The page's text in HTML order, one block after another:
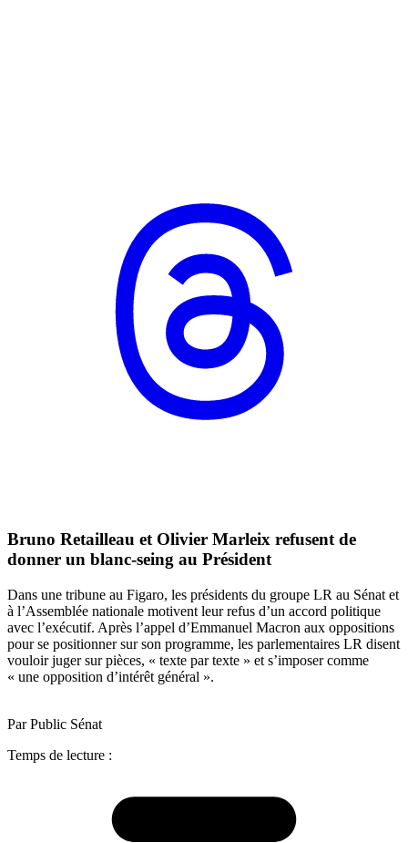
Bruno Retailleau et Olivier Marleix refusent de
donner un blanc-seing au Président
Dans une tribune au Figaro, les présidents du groupe LR au Sénat et
à l’Assemblée nationale motivent leur refus d’un accord politique
avec l’exécutif. Après l’appel d’Emmanuel Macron aux oppositions
pour se positionner sur son programme, les parlementaires LR disent
vouloir juger sur pièces, « texte par texte » et s’imposer comme
« une opposition d’intérêt général ».
Par Public Sénat
Temps de lecture :